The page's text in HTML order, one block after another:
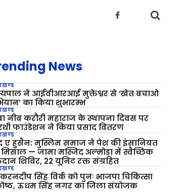
News
ने आईवीआरआई मुक्तेश्वर से ‘खेत बचाओ
का किया शुभारम्भ
नीब करौरी महाराज के स्थापना दिवस पर
फाउंडेशन ने किया प्रसाद वितरण
ए हुसैन: मुस्लिम समाज ने पेश की इंसानियत
— जामा मस्जिद अल्मोड़ा में स्वैच्छिक
शिविर, 22 यूनिट रक्त संग्रहित
करनदीप सिंह विर्क को पुनः भाजपा चिकित्सा
ऊधम सिंह नगर का जिला संयोजक